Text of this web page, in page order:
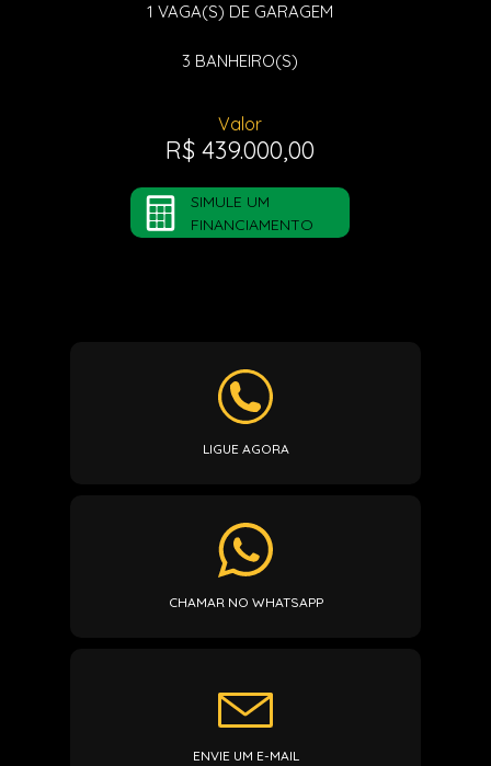
1 VAGA(S) DE GARAGEM
3 BANHEIRO(S)
Valor
R$ 439.000,00
SIMULE UM
FINANCIAMENTO
LIGUE AGORA
CHAMAR NO WHATSAPP
ENVIE UM E-MAIL